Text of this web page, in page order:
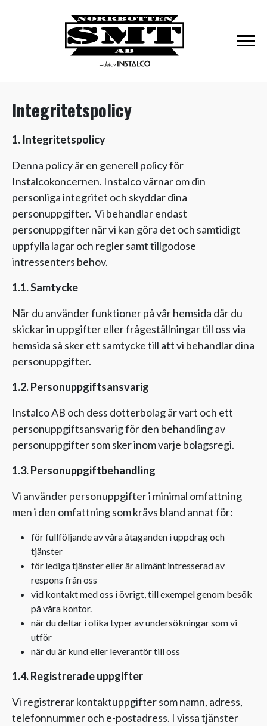
Integritetspolicy
1. Integritetspolicy
Denna policy är en generell policy för
Instalcokoncernen. Instalco värnar om din
personliga integritet och skyddar dina
personuppgifter. Vi behandlar endast
personuppgifter när vi kan göra det och samtidigt
uppfylla lagar och regler samt tillgodose
intressenters behov.
1.1. Samtycke
När du använder funktioner på vår hemsida där du
skickar in uppgifter eller frågeställningar till oss via
hemsida så sker ett samtycke till att vi behandlar dina
personuppgifter.
1.2. Personuppgiftsansvarig
Instalco AB och dess dotterbolag är vart och ett
personuppgiftsansvarig för den behandling av
personuppgifter som sker inom varje bolagsregi.
1.3. Personuppgiftbehandling
Vi använder personuppgifter i minimal omfattning
men i den omfattning som krävs bland annat för:
för fullföljande av våra åtaganden i uppdrag och
tjänster
för lediga tjänster eller är allmänt intresserad av
respons från oss
vid kontakt med oss i övrigt, till exempel genom besök
på våra kontor.
när du deltar i olika typer av undersökningar som vi
utför
när du är kund eller leverantör till oss
1.4. Registrerade uppgifter
Vi registrerar kontaktuppgifter som namn, adress,
telefonnummer och e-postadress. I vissa tjänster